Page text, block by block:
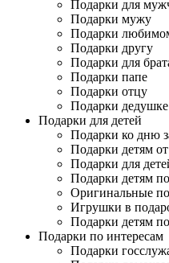
Подарки для
Подарки мужу
Подарки
Подарки другу
Подарки для
Подарки папе
Подарки отцу
Подарки дедушке
Подарки для детей
Подарки ко дню
Подарки детям
Подарки для
Подарки детям
Оригинальные
Игрушки в
Подарки детям
Подарки по интересам
Подарки